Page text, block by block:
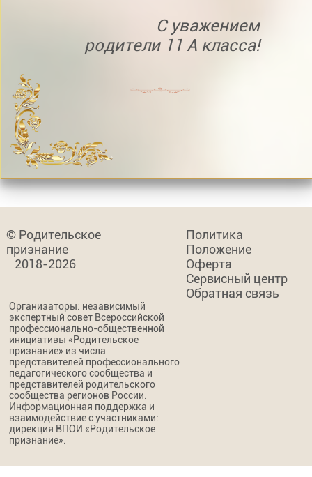
С уважением
родители 11 А класса!
© Родительское
признание
2018-2026
Политика
Положение
Оферта
Сервисный центр
Обратная связь
Организаторы: независимый
экспертный совет Всероссийской
профессионально-общественной
инициативы «Родительское
признание» из числа
представителей профессионального
педагогического сообщества и
представителей родительского
сообщества регионов России.
Информационная поддержка и
взаимодействие с участниками:
дирекция ВПОИ «Родительское
признание».